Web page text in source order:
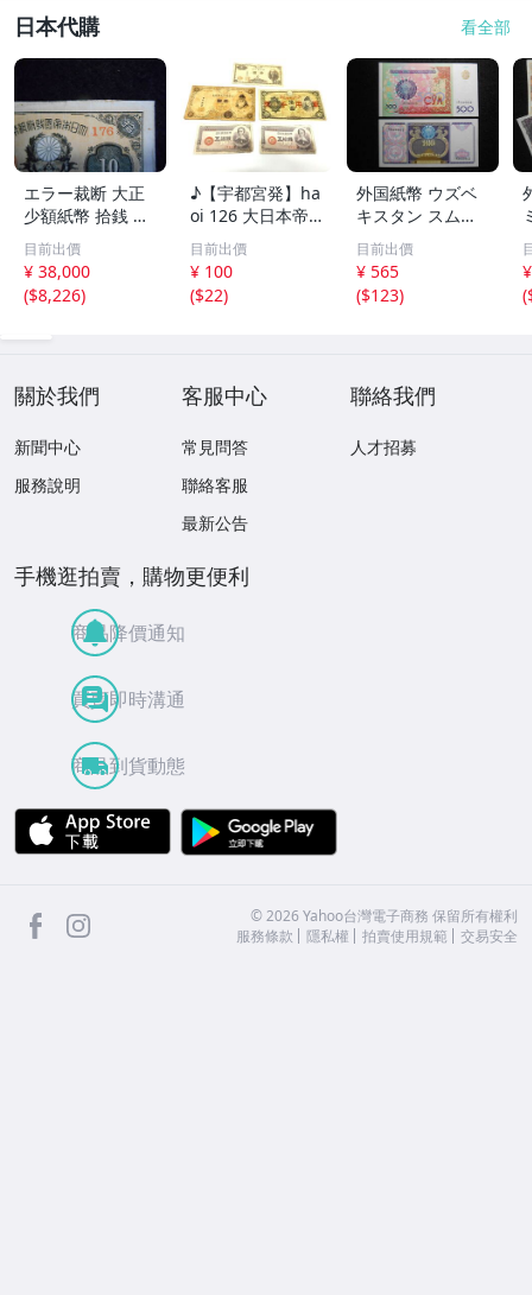
日本代購 看全部
エラー裁断 大正
少額紙幣 拾銭 長
辺上段が波打ち裁
断 裁断不完全エ
ラー品 K-0004
目前出價
¥ 38,000
($8,226)
♪【宇都宮発】ha
oi 126 大日本帝
国政府 拾圓 軍用
主票 / 壱圓 / 五十
銭 札 日本 古銭
紙幣 貨幣 コレク
目前出價
¥ 100
($22)
外国紙幣 ウズベ
キスタン スム紙
幣 未使用 2枚 K-0
185
目前出價
¥ 565
($123)
-
(
關於我們
新聞中心
服務說明
客服中心
常見問答
聯絡客服
最新公告
聯絡我們
人才招募
手機逛拍賣，購物更便利
商品降價通知
買賣即時溝通
商品到貨動態
APP Store
facebook ©2026 Yahoo台灣電子商務 保留所有權利
服務條款
隱私權 拍賣使用規範 交易安全